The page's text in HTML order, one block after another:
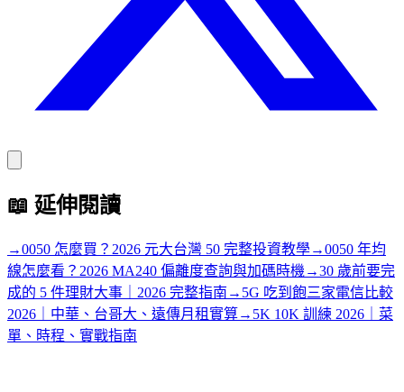
📖 延伸閱讀
→0050 怎麼買？2026 元大台灣 50 完整投資教學→0050 年均
線怎麼看？2026 MA240 偏離度查詢與加碼時機 →30 歲前要完
成的 5 件理財大事｜2026 完整指南 → 5G 吃到飽三家電信比較
2026｜中華、台哥大、遠傳月租實算→ 5K 10K 訓練 2026｜菜
單、時程、實戰指南